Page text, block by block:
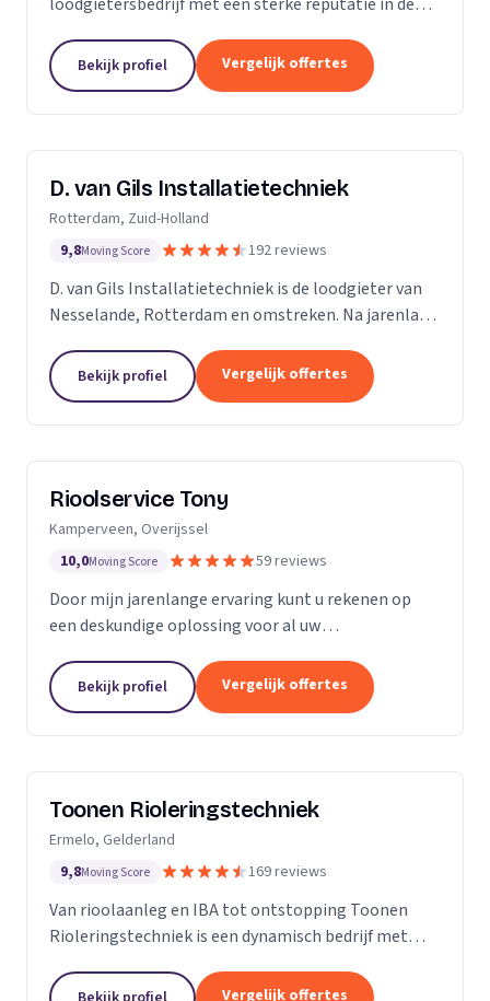
met een passie voor het leveren van hoogwaardige...
Bekijk profiel Vergelijk offertes
D. van Gils Installatietechniek
Rotterdam, Zuid-Holland
9,8Moving Score 192 reviews
D. van Gils Installatietechniek is de loodgieter van
Nesselande, Rotterdam en omstreken. Na jarenlang
wilde en besloot daarom D. van Gils...
Bekijk profiel Vergelijk offertes
Rioolservice Tony
Kamperveen, Overijssel
10,0Moving Score 59 reviews
Door mijn jarenlange ervaring kunt u rekenen op
een deskundige oplossing voor al uw
verstoppingen, vervangen en/of aanpassen van uw
riolering, maar ook...
Bekijk profiel Vergelijk offertes
Toonen Rioleringstechniek
Ermelo, Gelderland
9,8Moving Score 169 reviews
Van rioolaanleg en IBA tot ontstopping Toonen
Rioleringstechniek is een dynamisch bedrijf met
te maken heeft. Allereerst zijn wij expert in de...
Vergelijk offertes